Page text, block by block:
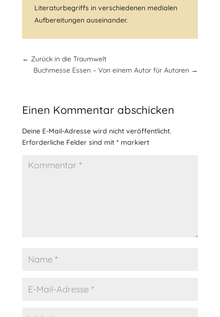
Literaturbegriffs in verschiedenen medialen
Aufbereitungen auseinander.
← Zurück in die Traumwelt
Buchmesse Essen – Von einem Autor für Autoren →
Einen Kommentar abschicken
Deine E-Mail-Adresse wird nicht veröffentlicht.
Erforderliche Felder sind mit * markiert